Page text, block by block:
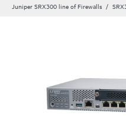
Juniper SRX300 line of Firewalls